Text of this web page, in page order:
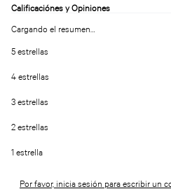
Cargando el resumen…
5 estrellas
4 estrellas
3 estrellas
2 estrellas
1 estrella
Por favor, inicia sesión para escribir un